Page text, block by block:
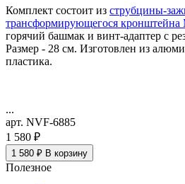
Комплект состоит из струбцины-
трансформирующегося кронштейна
горячий башмак и винт-адаптер с
Размер - 28 см. Изготовлен из
пластика.
...
арт. NVF-6885
1 580 ₽
1 580 ₽ В корзину
Полезное